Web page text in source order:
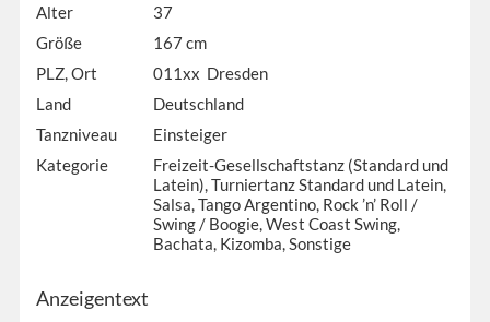
Alter
37
Größe
167 cm
PLZ, Ort
011xx Dresden
Land
Deutschland
Tanzniveau
Einsteiger
Kategorie
Freizeit-Gesellschaftstanz (Standard und
Latein), Turniertanz Standard und Latein,
Salsa, Tango Argentino, Rock ’n’ Roll /
Swing / Boogie, West Coast Swing,
Bachata, Kizomba, Sonstige
Anzeigentext